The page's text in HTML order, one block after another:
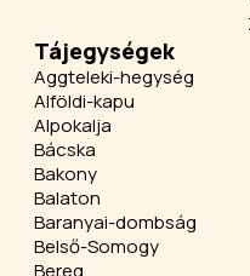
Tájegységek
Aggteleki-hegység
Alföldi-kapu
Alpokalja
Bácska
Bakony
Balaton
Baranyai-dombság
Belső-Somogy
Bereg